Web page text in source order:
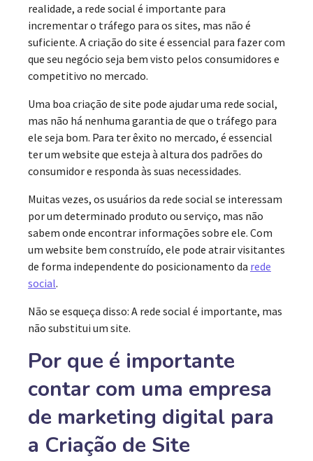
realidade, a rede social é importante para
incrementar o tráfego para os sites, mas não é
suficiente. A criação do site é essencial para fazer com
que seu negócio seja bem visto pelos consumidores e
competitivo no mercado.
Uma boa criação de site pode ajudar uma rede social,
mas não há nenhuma garantia de que o tráfego para
ele seja bom. Para ter êxito no mercado, é essencial
ter um website que esteja à altura dos padrões do
consumidor e responda às suas necessidades.
Muitas vezes, os usuários da rede social se interessam
por um determinado produto ou serviço, mas não
sabem onde encontrar informações sobre ele. Com
um website bem construído, ele pode atrair visitantes
de forma independente do posicionamento da rede
social.
Não se esqueça disso: A rede social é importante, mas
não substitui um site.
Por que é importante
contar com uma empresa
de marketing digital para
a Criação de Site